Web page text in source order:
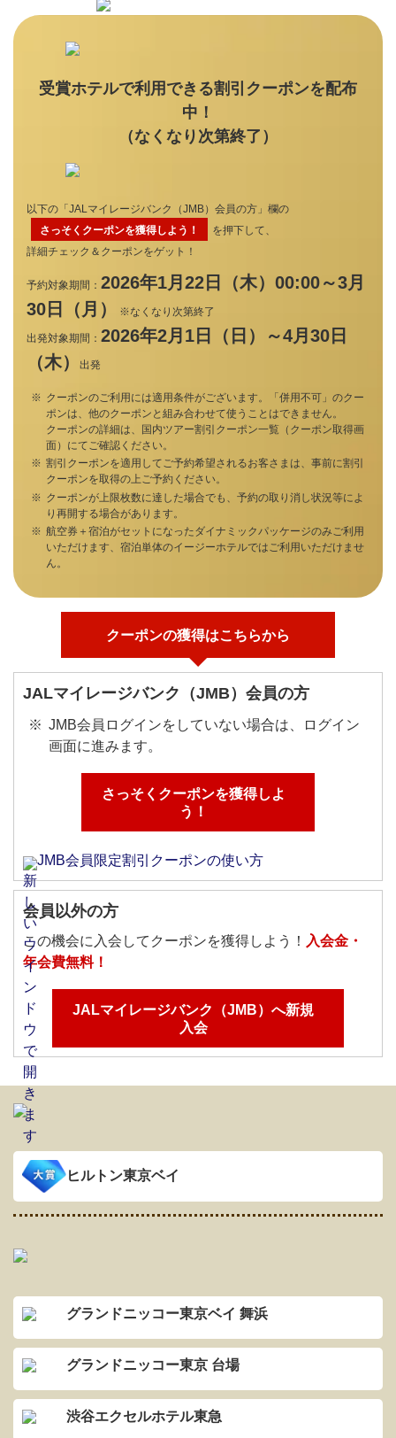
受賞ホテルで利用できる割引クーポンを配布
中！
（なくなり次第終了）
以下の「JALマイレージバンク（JMB）会員の方」欄の
さっそくクーポンを獲得しよう！
を押下して、
詳細チェック＆クーポンをゲット！
予約対象期間： 2026年1月22日（木）00:00～3月
30日（月）
※なくなり次第終了
出発対象期間： 2026年2月1日（日）～4月30日
（木）
出発
クーポンのご利用には適用条件がございます。「併用不可」のクー
ポンは、他のクーポンと組み合わせて使うことはできません。
クーポンの詳細は、国内ツアー割引クーポン一覧（クーポン取得画
面）にてご確認ください。
割引クーポンを適用してご予約希望されるお客さまは、事前に割引
クーポンを取得の上ご予約ください。
クーポンが上限枚数に達した場合でも、予約の取り消し状況等によ
り再開する場合があります。
航空券＋宿泊がセットになったダイナミックパッケージのみご利用
いただけます、宿泊単体のイージーホテルではご利用いただけませ
ん。
クーポンの獲得はこちらから
JALマイレージバンク（JMB）会員の方
JMB会員ログインをしていない場合は、ログイン
画面に進みます。
さっそくクーポンを獲得しよ
う！
JMB会員限定割引クーポンの使い方
会員以外の方
この機会に入会してクーポンを獲得しよう！ 入会金・
年会費無料！
JALマイレージバンク（JMB）へ新規
入会
ヒルトン東京ベイ
グランドニッコー東京ベイ 舞浜
グランドニッコー東京 台場
渋谷エクセルホテル東急